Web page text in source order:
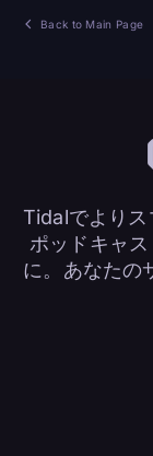
Back to Main Page
Tidalでよりス
ポッドキャ
に。あなたの